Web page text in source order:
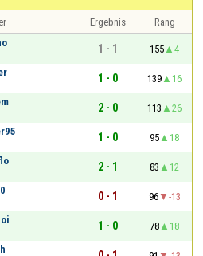
Ergebnis
Rang
1 - 1 155
4
1 - 0 139
16
2 - 0 113
26
1 - 0 95
18
2 - 1 83
12
0 - 1 96
-13
1 - 0 78
18